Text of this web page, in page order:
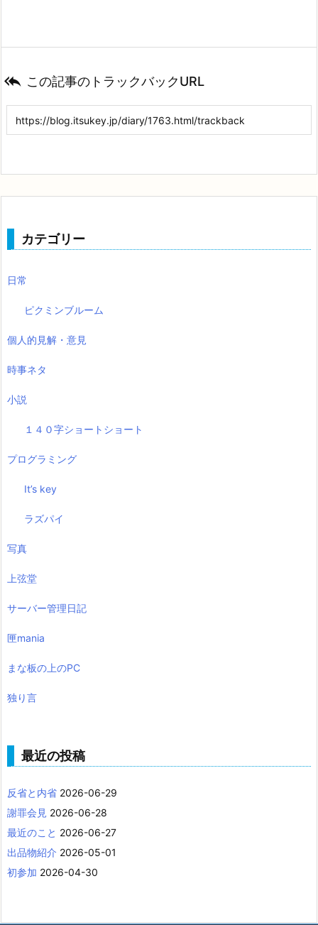
 この記事のトラックバックURL
カテゴリー
日常
ピクミンブルーム
個人的見解・意見
時事ネタ
小説
１４０字ショートショート
プログラミング
It’s key
ラズパイ
写真
上弦堂
サーバー管理日記
匣mania
まな板の上のPC
独り言
最近の投稿
反省と内省 2026-06-29
謝罪会見 2026-06-28
最近のこと 2026-06-27
出品物紹介 2026-05-01
初参加 2026-04-30